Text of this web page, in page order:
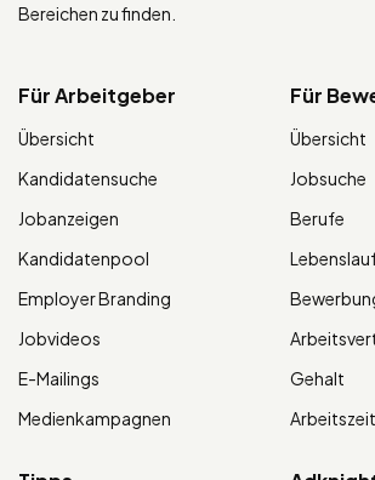
Bereichen zu finden.
Für Arbeitgeber
Übersicht
Kandidatensuche
Jobanzeigen
Kandidatenpool
Employer Branding
Jobvideos
E-Mailings
Medienkampagnen
Für
Übersicht
Jobsuche
Berufe
Gehalt